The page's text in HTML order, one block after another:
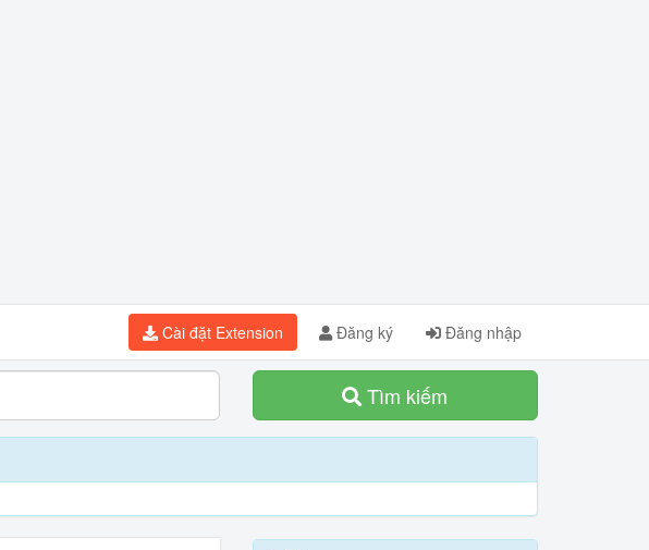
Cài đặt Extension Đăng ký Đăng nhập
Tìm kiếm